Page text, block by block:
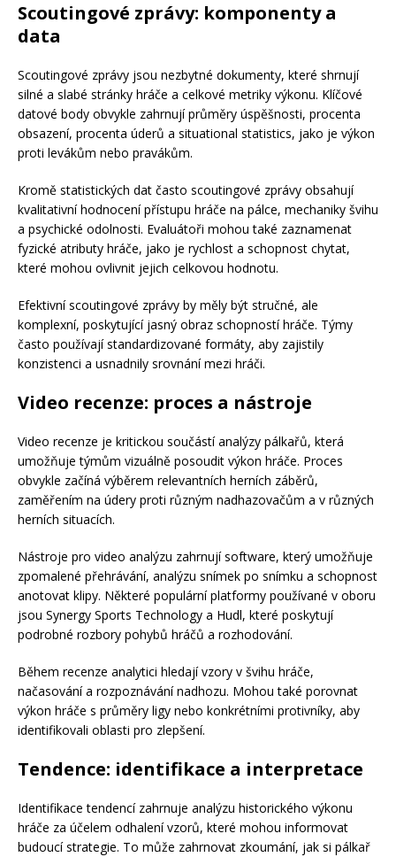
Scoutingové zprávy: komponenty a
data
Scoutingové zprávy jsou nezbytné dokumenty, které shrnují
silné a slabé stránky hráče a celkové metriky výkonu. Klíčové
datové body obvykle zahrnují průměry úspěšnosti, procenta
obsazení, procenta úderů a situational statistics, jako je výkon
proti levákům nebo pravákům.
Kromě statistických dat často scoutingové zprávy obsahují
kvalitativní hodnocení přístupu hráče na pálce, mechaniky švihu
a psychické odolnosti. Evaluátoři mohou také zaznamenat
fyzické atributy hráče, jako je rychlost a schopnost chytat,
které mohou ovlivnit jejich celkovou hodnotu.
Efektivní scoutingové zprávy by měly být stručné, ale
komplexní, poskytující jasný obraz schopností hráče. Týmy
často používají standardizované formáty, aby zajistily
konzistenci a usnadnily srovnání mezi hráči.
Video recenze: proces a nástroje
Video recenze je kritickou součástí analýzy pálkařů, která
umožňuje týmům vizuálně posoudit výkon hráče. Proces
obvykle začíná výběrem relevantních herních záběrů,
zaměřením na údery proti různým nadhazovačům a v různých
herních situacích.
Nástroje pro video analýzu zahrnují software, který umožňuje
zpomalené přehrávání, analýzu snímek po snímku a schopnost
anotovat klipy. Některé populární platformy používané v oboru
jsou Synergy Sports Technology a Hudl, které poskytují
podrobné rozbory pohybů hráčů a rozhodování.
Během recenze analytici hledají vzory v švihu hráče,
načasování a rozpoznávání nadhozu. Mohou také porovnat
výkon hráče s průměry ligy nebo konkrétními protivníky, aby
identifikovali oblasti pro zlepšení.
Tendence: identifikace a interpretace
Identifikace tendencí zahrnuje analýzu historického výkonu
hráče za účelem odhalení vzorů, které mohou informovat
budoucí strategie. To může zahrnovat zkoumání, jak si pálkař